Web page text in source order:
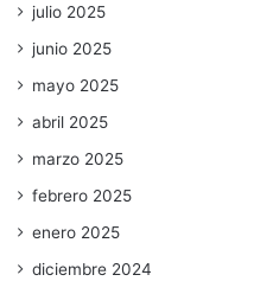
julio 2025
junio 2025
mayo 2025
abril 2025
marzo 2025
febrero 2025
enero 2025
diciembre 2024